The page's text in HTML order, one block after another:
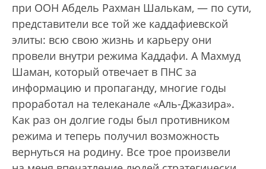
при ООН Абдель Рахман Шалькам, — по сути,
представители все той же каддафиевской
элиты: всю свою жизнь и карьеру они
провели внутри режима Каддафи. А Махмуд
Шаман, который отвечает в ПНС за
информацию и пропаганду, многие годы
проработал на телеканале «Аль-Джазира».
Как раз он долгие годы был противником
режима и теперь получил возможность
вернуться на родину. Все трое произвели